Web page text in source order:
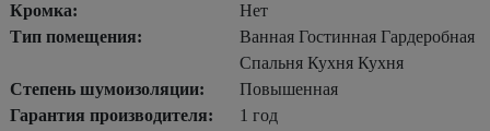
Кромка:
Нет
Тип помещения:
Ванная Гостинная Гардеробная
Спальня Кухня Кухня
Степень шумоизоляции:
Повышенная
Гарантия производителя:
1 год